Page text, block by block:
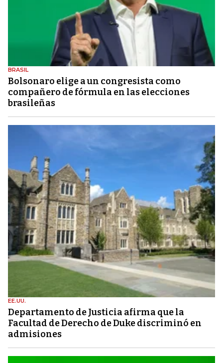
BRASIL
Bolsonaro elige a un congresista como
compañero de fórmula en las elecciones
brasileñas
EE.UU.
Departamento de Justicia afirma que la
Facultad de Derecho de Duke discriminó en
admisiones